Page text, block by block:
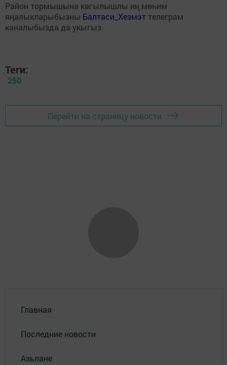
Район тормышына кагылышлы иң мөһим
яңалыкларыбызны Балтаси_Хезмэт телеграм
каналыбызда да укыгыз.
Теги:
250
Перейти на страницу новости
Главная
Последние новости
Азьлане